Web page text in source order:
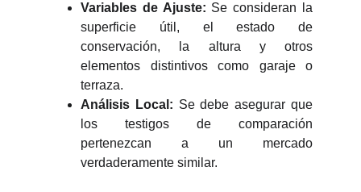
Variables de Ajuste: Se consideran la
superficie útil, el estado de
conservación, la altura y otros
elementos distintivos como garaje o
terraza.
Análisis Local: Se debe asegurar que
los testigos de comparación
pertenezcan a un mercado
verdaderamente similar.